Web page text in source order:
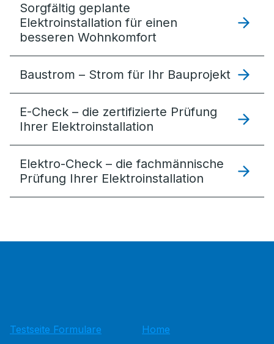
Sorgfältig geplante
Elektro­installation für einen
besseren Wohnkomfort
Baustrom – Strom für Ihr Bauprojekt
E-Check – die zertifizierte Prüfung
Ihrer Elektroinstallation
Elektro-Check – die fachmännische
Prüfung Ihrer Elektroinstallation
Testseite Formulare
Home